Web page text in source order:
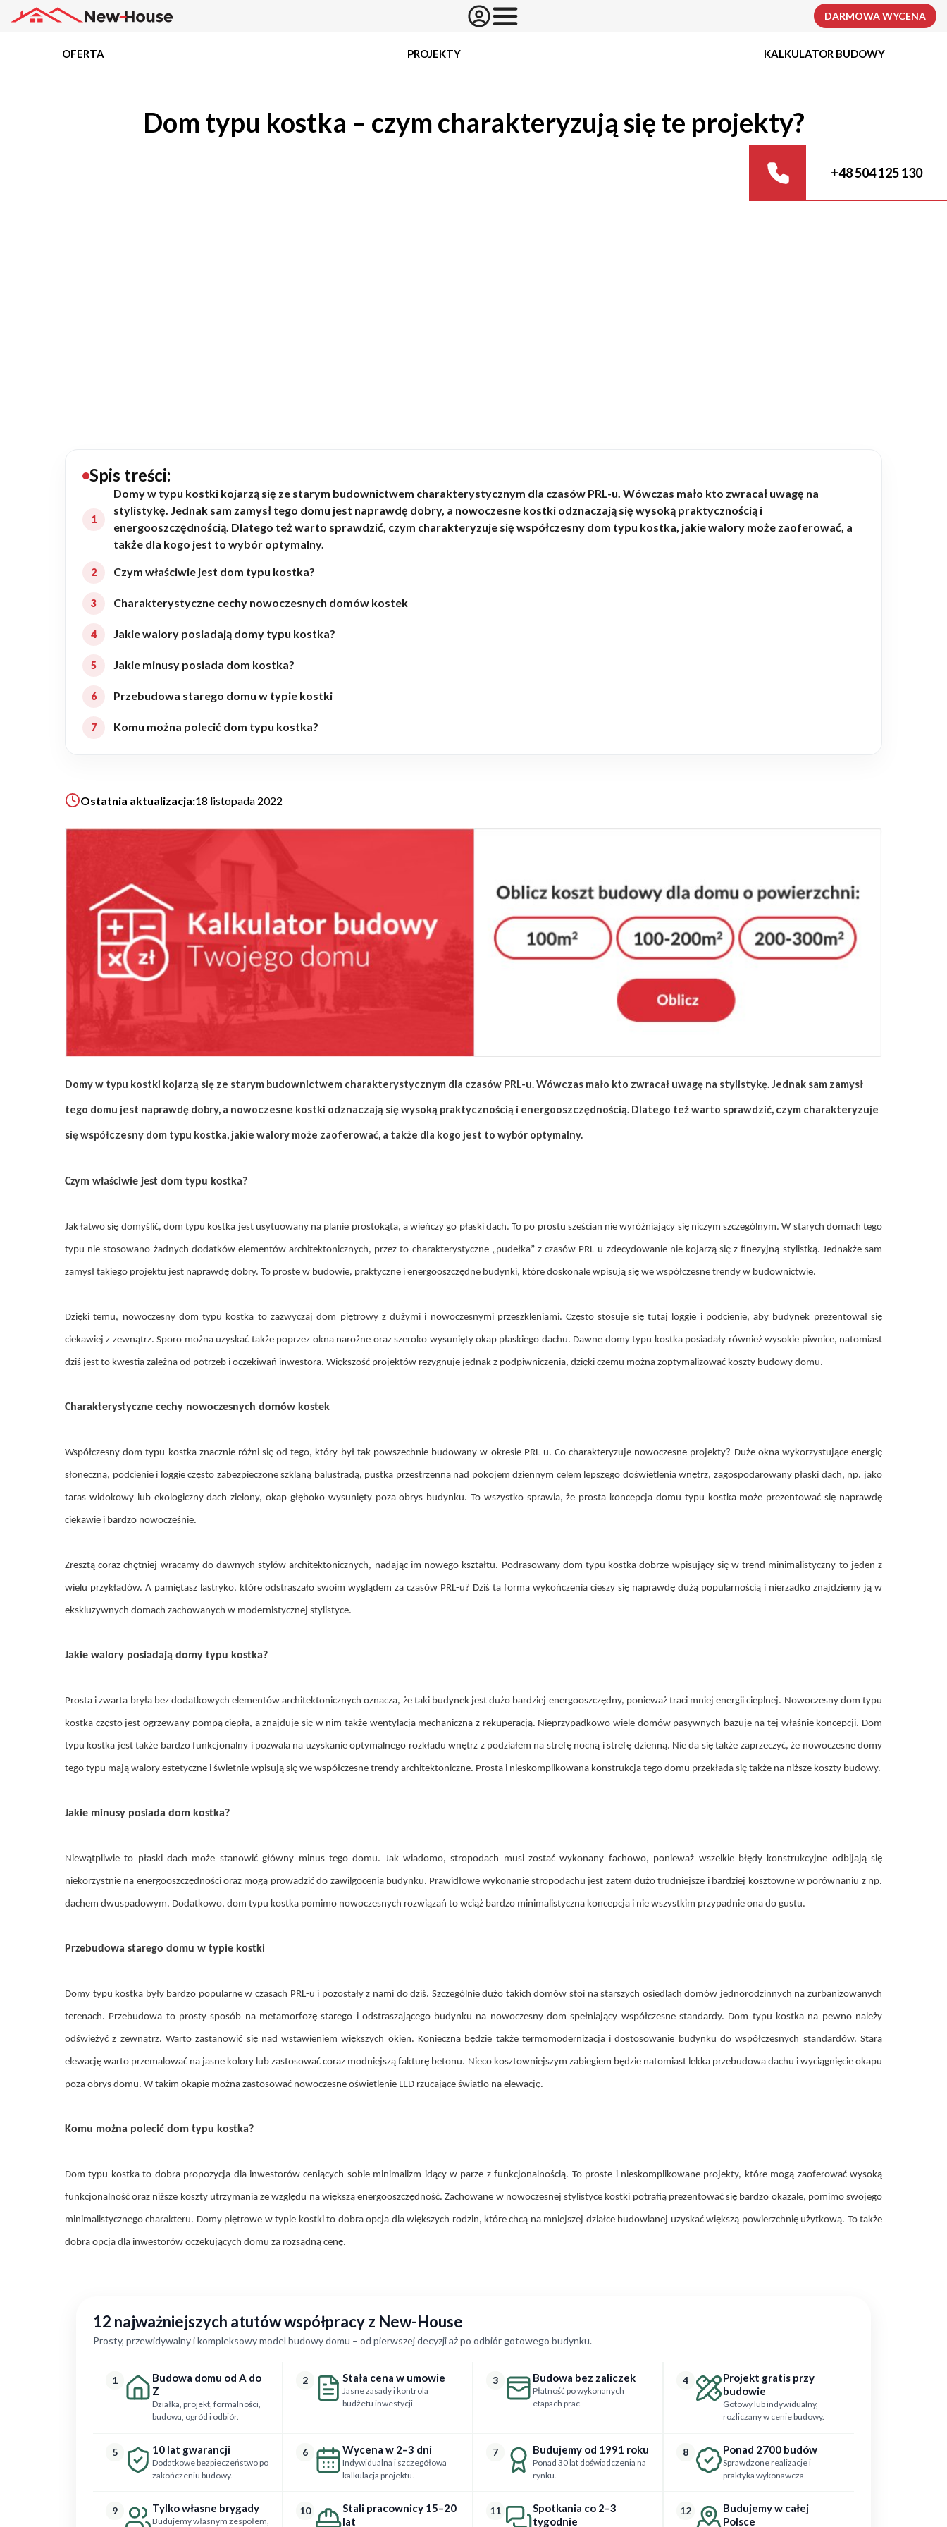
Rezydencje
Rozbudowa
Remonty
Budynki biurowe
Realizacje
Referencje
Ogrody
KALKULATOR BUDOWY
O NAS
KONAKT
ZAPISZ SIĘ
DARMOWA WYCENA
OFERTA PROJEKTY KALKULATOR BUDOWY
Dom typu kostka – czym charakteryzują się te projekty?
+48 504 125 130
Spis treści:
Domy w typu kostki kojarzą się ze starym budownictwem charakterystycznym dla czasów PRL-u. Wówczas mało kto zwracał uwagę na
stylistykę. Jednak sam zamysł tego domu jest naprawdę dobry, a nowoczesne kostki odznaczają się wysoką praktycznością i
energooszczędnością. Dlatego też warto sprawdzić, czym charakteryzuje się współczesny dom typu kostka, jakie walory może zaoferować, a
także dla kogo jest to wybór optymalny.
Czym właściwie jest dom typu kostka?
Charakterystyczne cechy nowoczesnych domów kostek
Jakie walory posiadają domy typu kostka?
Jakie minusy posiada dom kostka?
Przebudowa starego domu w typie kostki
Komu można polecić dom typu kostka?
Ostatnia aktualizacja:18 listopada 2022
Domy w typu kostki kojarzą się ze starym budownictwem charakterystycznym dla czasów PRL-u. Wówczas mało kto zwracał uwagę na stylistykę. Jednak sam zamysł
tego domu jest naprawdę dobry, a nowoczesne kostki odznaczają się wysoką praktycznością i energooszczędnością. Dlatego też warto sprawdzić, czym charakteryzuje
się współczesny dom typu kostka, jakie walory może zaoferować, a także dla kogo jest to wybór optymalny.
Czym właściwie jest dom typu kostka?
Jak łatwo się domyślić, dom typu kostka jest usytuowany na planie prostokąta, a wieńczy go płaski dach. To po prostu sześcian nie wyróżniający się niczym szczególnym. W starych domach tego
typu nie stosowano żadnych dodatków elementów architektonicznych, przez to charakterystyczne „pudełka” z czasów PRL-u zdecydowanie nie kojarzą się z finezyjną stylistką. Jednakże sam
zamysł takiego projektu jest naprawdę dobry. To proste w budowie, praktyczne i energooszczędne budynki, które doskonale wpisują się we współczesne trendy w budownictwie.
Dzięki temu, nowoczesny dom typu kostka to zazwyczaj dom piętrowy z dużymi i nowoczesnymi przeszkleniami. Często stosuje się tutaj loggie i podcienie, aby budynek prezentował się
ciekawiej z zewnątrz. Sporo można uzyskać także poprzez okna narożne oraz szeroko wysunięty okap płaskiego dachu. Dawne domy typu kostka posiadały również wysokie piwnice, natomiast
dziś jest to kwestia zależna od potrzeb i oczekiwań inwestora. Większość projektów rezygnuje jednak z podpiwniczenia, dzięki czemu można zoptymalizować koszty budowy domu.
Charakterystyczne cechy nowoczesnych domów kostek
Współczesny dom typu kostka znacznie różni się od tego, który był tak powszechnie budowany w okresie PRL-u. Co charakteryzuje nowoczesne projekty? Duże okna wykorzystujące energię
słoneczną, podcienie i loggie często zabezpieczone szklaną balustradą, pustka przestrzenna nad pokojem dziennym celem lepszego doświetlenia wnętrz, zagospodarowany płaski dach, np. jako
taras widokowy lub ekologiczny dach zielony, okap głęboko wysunięty poza obrys budynku. To wszystko sprawia, że prosta koncepcja domu typu kostka może prezentować się naprawdę
ciekawie i bardzo nowocześnie.
Zresztą coraz chętniej wracamy do dawnych stylów architektonicznych, nadając im nowego kształtu. Podrasowany dom typu kostka dobrze wpisujący się w trend minimalistyczny to jeden z
wielu przykładów. A pamiętasz lastryko, które odstraszało swoim wyglądem za czasów PRL-u? Dziś ta forma wykończenia cieszy się naprawdę dużą popularnością i nierzadko znajdziemy ją w
ekskluzywnych domach zachowanych w modernistycznej stylistyce.
Jakie walory posiadają domy typu kostka?
Prosta i zwarta bryła bez dodatkowych elementów architektonicznych oznacza, że taki budynek jest dużo bardziej energooszczędny, ponieważ traci mniej energii cieplnej. Nowoczesny dom typu
kostka często jest ogrzewany pompą ciepła, a znajduje się w nim także wentylacja mechaniczna z rekuperacją. Nieprzypadkowo wiele domów pasywnych bazuje na tej właśnie koncepcji. Dom
typu kostka jest także bardzo funkcjonalny i pozwala na uzyskanie optymalnego rozkładu wnętrz z podziałem na strefę nocną i strefę dzienną. Nie da się także zaprzeczyć, że nowoczesne domy
tego typu mają walory estetyczne i świetnie wpisują się we współczesne trendy architektoniczne. Prosta i nieskomplikowana konstrukcja tego domu przekłada się także na niższe koszty budowy.
Jakie minusy posiada dom kostka?
Niewątpliwie to płaski dach może stanowić główny minus tego domu. Jak wiadomo, stropodach musi zostać wykonany fachowo, ponieważ wszelkie błędy konstrukcyjne odbijają się
niekorzystnie na energooszczędności oraz mogą prowadzić do zawilgocenia budynku. Prawidłowe wykonanie stropodachu jest zatem dużo trudniejsze i bardziej kosztowne w porównaniu z np.
dachem dwuspadowym. Dodatkowo, dom typu kostka pomimo nowoczesnych rozwiązań to wciąż bardzo minimalistyczna koncepcja i nie wszystkim przypadnie ona do gustu.
Przebudowa starego domu w typie kostki
Domy typu kostka były bardzo popularne w czasach PRL-u i pozostały z nami do dziś. Szczególnie dużo takich domów stoi na starszych osiedlach domów jednorodzinnych na zurbanizowanych
terenach. Przebudowa to prosty sposób na metamorfozę starego i odstraszającego budynku na nowoczesny dom spełniający współczesne standardy. Dom typu kostka na pewno należy
odświeżyć z zewnątrz. Warto zastanowić się nad wstawieniem większych okien. Konieczna będzie także termomodernizacja i dostosowanie budynku do współczesnych standardów. Starą
elewację warto przemalować na jasne kolory lub zastosować coraz modniejszą fakturę betonu. Nieco kosztowniejszym zabiegiem będzie natomiast lekka przebudowa dachu i wyciągnięcie okapu
poza obrys domu. W takim okapie można zastosować nowoczesne oświetlenie LED rzucające światło na elewację.
Komu można polecić dom typu kostka?
Dom typu kostka to dobra propozycja dla inwestorów ceniących sobie minimalizm idący w parze z funkcjonalnością. To proste i nieskomplikowane projekty, które mogą zaoferować wysoką
funkcjonalność oraz niższe koszty utrzymania ze względu na większą energooszczędność. Zachowane w nowoczesnej stylistyce kostki potrafią prezentować się bardzo okazale, pomimo swojego
minimalistycznego charakteru. Domy piętrowe w typie kostki to dobra opcja dla większych rodzin, które chcą na mniejszej działce budowlanej uzyskać większą powierzchnię użytkową. To także
dobra opcja dla inwestorów oczekujących domu za rozsądną cenę.
12 najważniejszych atutów współpracy z New-House
Prosty, przewidywalny i kompleksowy model budowy domu – od pierwszej decyzji aż po odbiór gotowego budynku.
1
Budowa domu od A do
Z
Działka, projekt, formalności,
budowa, ogród i odbiór.
2 Stała cena w umowie
Jasne zasady i kontrola
budżetu inwestycji.
3 Budowa bez zaliczek
Płatność po wykonanych
etapach prac.
4
Projekt gratis przy
budowie
Gotowy lub indywidualny,
rozliczany w cenie budowy.
5 10 lat gwarancji
Dodatkowe bezpieczeństwo po
zakończeniu budowy.
6 Wycena w 2–3 dni
Indywidualna i szczegółowa
kalkulacja projektu.
7 Budujemy od 1991 roku
Ponad 30 lat doświadczenia na
rynku.
8 Ponad 2700 budów
Sprawdzone realizacje i
praktyka wykonawcza.
9 Tylko własne brygady
Budujemy własnym zespołem,
10
Stali pracownicy 15–20
lat
11
Spotkania co 2–3
tygodnie
12
Budujemy w całej
Polsce